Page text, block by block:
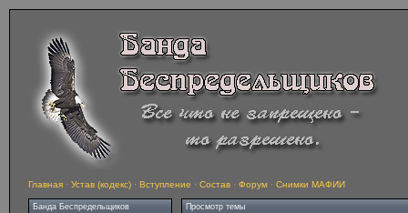
Главная · Устав (кодекс) · Вступление · Состав · Форум · Снимки МАФИИ
Банда Беспредельщиков Просмотр темы